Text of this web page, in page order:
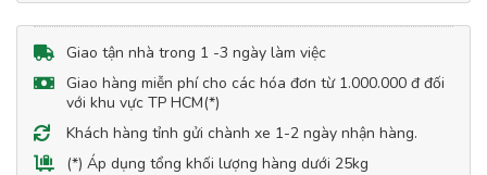
Giao tận nhà trong 1 -3 ngày làm việc
Giao hàng miễn phí cho các hóa đơn từ 1.000.000 đ đối
với khu vực TP HCM(*)
Khách hàng tỉnh gửi chành xe 1-2 ngày nhận hàng.
(*) Áp dụng tổng khối lượng hàng dưới 25kg